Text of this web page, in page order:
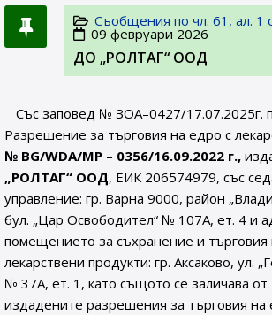
Съобщения по чл. 61, ал. 1
09 февруари 2026
ДО „РОЛТАГ“ ООД
Със заповед № ЗОА–0427/17.07.2025г.
Разрешение за търговия на едро с
№ BG/WDA/MP – 0356/16.09.2022 г.,
„РОЛТАГ“ ООД, ЕИК 206574979, със
управление: гр. Варна 9000, район
бул. „Цар Освободител“ № 107А, ет. 4 и
помещението за съхранение и търговия
лекарствени продукти: гр. Аксаково, ул.
№ 37А, ет. 1, като същото се заличава от
издадените разрешения за търговия на